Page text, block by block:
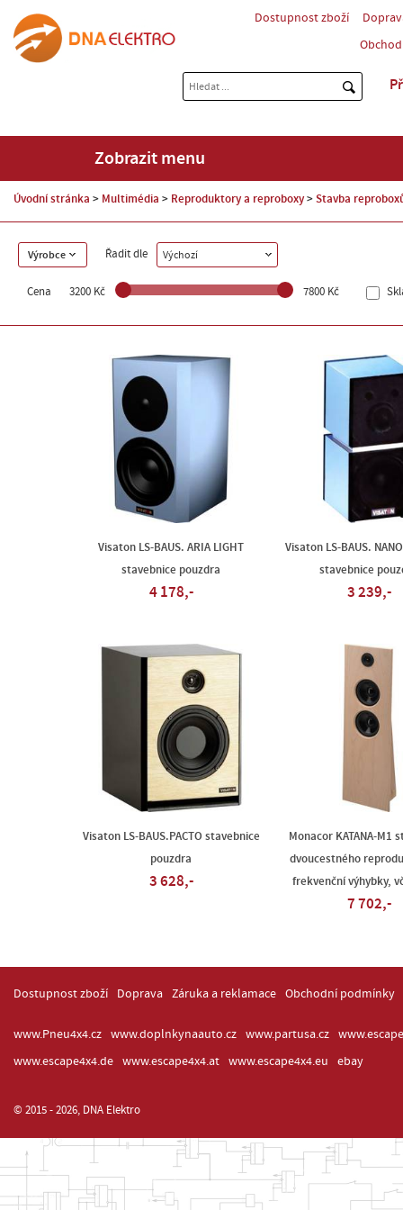
Dostupnost zboží
Zobrazit menu
Úvodní stránka Multimédia Reproduktory a reproboxy Stavba
Výrobce Řadit dle Výchozí
Cena 3200 Kč 7800 Kč
Visaton LS-BAUS. ARIA LIGHT
stavebnice pouzdra
4 178,-
Visaton LS-BAUS.
stavebnice
3 239,-
Visaton LS-BAUS.PACTO stavebnice
pouzdra
3 628,-
Monacor KATANA-M1
dvoucestného
frekvenční výhybky,
7 702,-
Dostupnost zboží Doprava Záruka a reklamace Obchodní podmínky
www.Pneu4x4.cz www.doplnkynaauto.cz www.partusa.cz
www.escape4x4.de
www.escape4x4.at www.escape4x4.eu ebay
© 2015 - 2026, DNA Elektro